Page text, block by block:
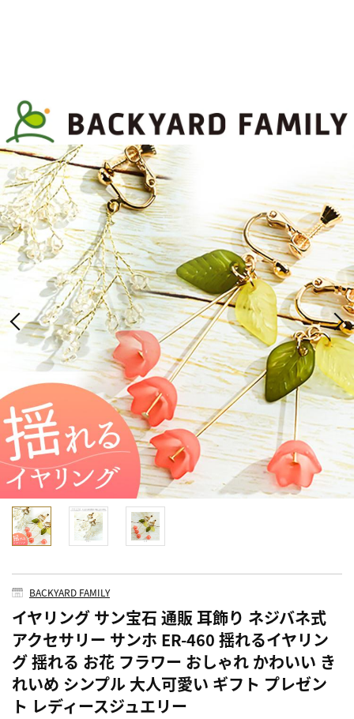
BACKYARD FAMILY
イヤリング サン宝石 通販 耳飾り ネジバネ式
アクセサリー サンホ ER-460 揺れるイヤリン
グ 揺れる お花 フラワー おしゃれ かわいい き
れいめ シンプル 大人可愛い ギフト プレゼン
ト レディースジュエリー